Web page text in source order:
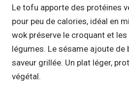
Le tofu apporte des protéines
pour peu de calories, idéal en
wok préserve le croquant et
légumes. Le sésame ajoute de
saveur grillée. Un plat léger,
végétal.